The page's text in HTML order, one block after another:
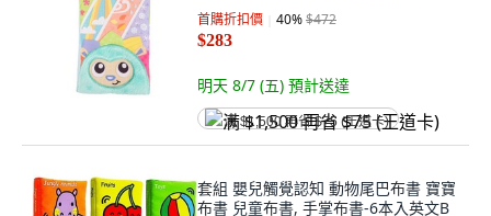
首購折扣價 40%$472
$283
明天 8/7 (五) 預計送達
满 $1,500 再省 $75 (王道卡)
套組 嬰兒觸覺認知 動物尾巴布書 寶寶
布書 兒童布書, 手掌布書-6本入英文B